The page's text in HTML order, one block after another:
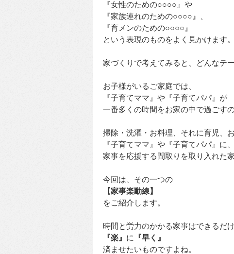
『女性のための○○○○』や
『家族連れのための○○○○』、
『育メンのための○○○○』
という表現のものをよく見かけます。
家づくりで考えてみると、どんなテ
お子様がいるご家庭では、
『子育てママ』や『子育てパパ』が
一番多くの時間をお家の中で過ごす
掃除・洗濯・お料理、それに育児、
『子育てママ』や『子育てパパ』に、
家事を応援する間取りを取り入れた
今回は、その一つの
【家事楽動線】
をご紹介します。
時間と労力のかかる家事はできるだけ
『楽』 に
『早く』
済ませたいものですよね。